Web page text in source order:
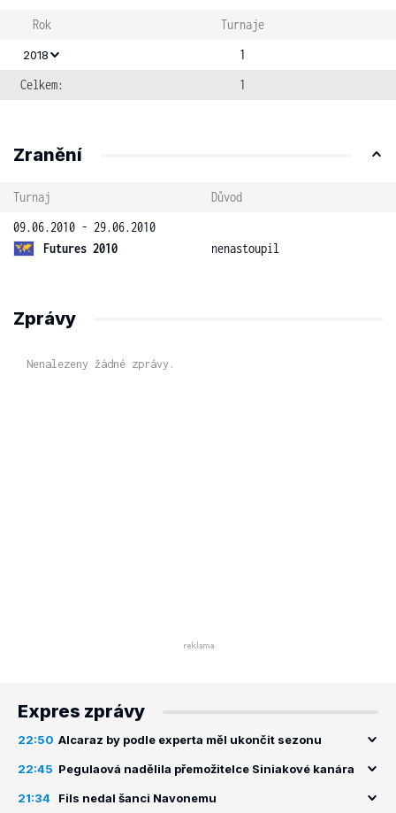
Rok Turnaje
2018
1
Celkem:
1
Zranění
Turnaj
Důvod
09.06.2010 - 29.06.2010
Futures 2010
nenastoupil
Zprávy
Nenalezeny žádné zprávy.
Expres zprávy
22:50 Alcaraz by podle experta měl ukončit sezonu
22:45 Pegulaová nadělila přemožitelce Siniakové kanára
21:34 Fils nedal šanci Navonemu